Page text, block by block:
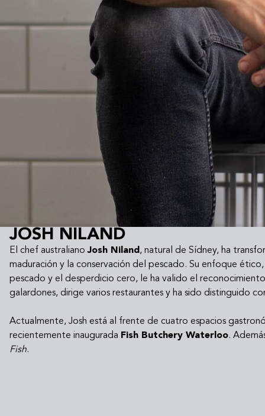
JOSH NILAND
El chef australianoJosh Niland, natural de Sídney, ha
maduración y la conservación del pescado. Su enfoque
pescado y el desperdicio cero, le ha valido el
galardones, dirige varios restaurantes y ha sido distinguido
Actualmente, Josh está al frente de cuatro espacios
recientemente inaugurada Fish Butchery Waterloo.
Fish.